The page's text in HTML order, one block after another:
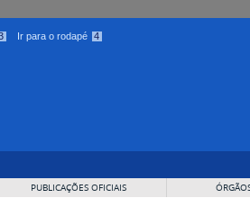
Ir para o rodapé 4
PUBLICAÇÕES OFICIAIS